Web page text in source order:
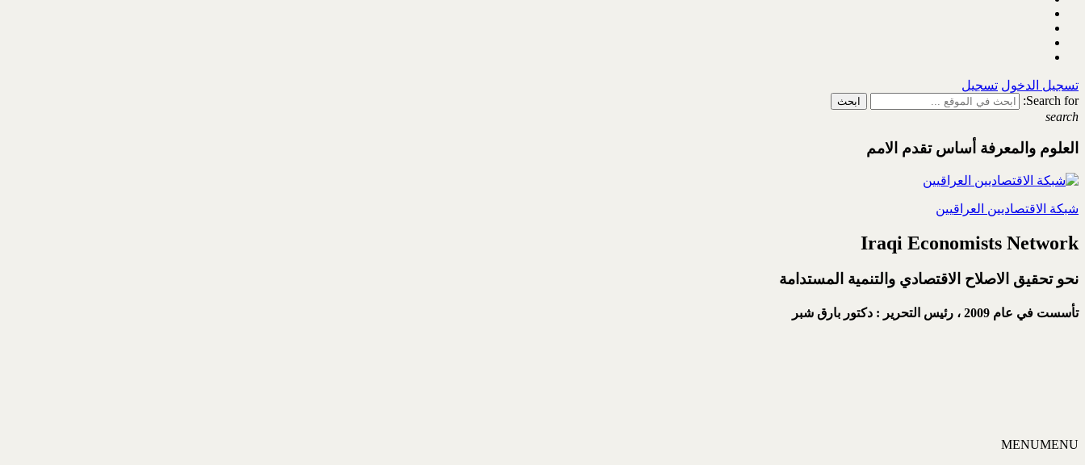
تسجيل الدخول تسجيل
Search for:
search
العلوم والمعرفة أساس تقدم الامم
شبكة الاقتصاديين العراقيين
Iraqi Economists Network
نحو تحقيق الاصلاح الاقتصادي والتنمية المستدامة
تأسست في عام 2009 ، رئيس التحرير : دكتور بارق شبر
MENUMENU